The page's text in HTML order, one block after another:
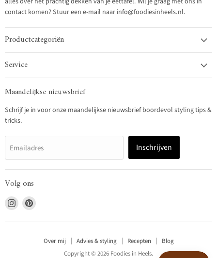
contact komen? Stuur een e-mail naar info@foodiesinheels.nl.
Productcategoriën
Service
Maandelijkse nieuwsbrief
Schrijf je in voor onze maandelijkse nieuwsbrief boordevol styling tips &
tricks.
Emailadres Inschrijven
Volg ons
Vind
ons
op
Vind
op
Over mij Advies & styling Recepten
Blog
Copyright © 2026 Foodies in Heels.